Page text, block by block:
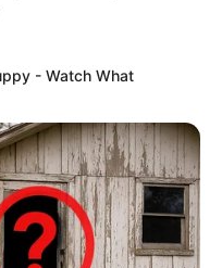
- Watch What